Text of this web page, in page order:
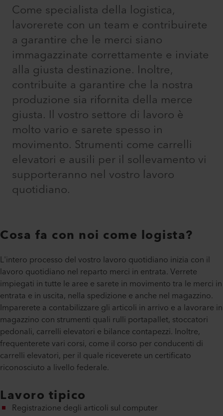
Come specialista della logistica,
lavorerete con un team e contribuirete
a garantire che le merci siano
immagazzinate correttamente e inviate
alla giusta destinazione. Inoltre,
contribuite a garantire che la nostra
produzione sia rifornita della merce
giusta. Il vostro settore di lavoro è
molto vario e sarete spesso in
movimento. Strumenti come carrelli
elevatori e ausili per il sollevamento vi
supporteranno nel vostro lavoro
quotidiano.
Cosa fa con noi come logista?
L'intero processo del vostro lavoro quotidiano inizia con il
lavoro quotidiano nel reparto merci in entrata. Verrete
impiegati in tutte le aree e sarete in movimento tra le merci in
entrata e in uscita, nella spedizione e anche nel magazzino.
Imparerete a contabilizzare gli articoli in arrivo e a lavorare in
magazzino con strumenti quali rulli portapallet, stoccatori
pedonali, carrelli elevatori e bilance contapezzi. Inoltre,
frequenterete vari corsi, come il corso per conducenti di
carrelli elevatori, per il quale riceverete un certificato
riconosciuto a livello federale.
Lavoro tipico
Registrazione degli articoli sul computer